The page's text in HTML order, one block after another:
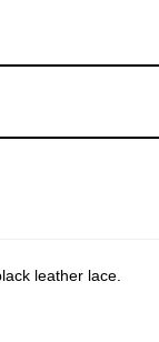
leather lace.